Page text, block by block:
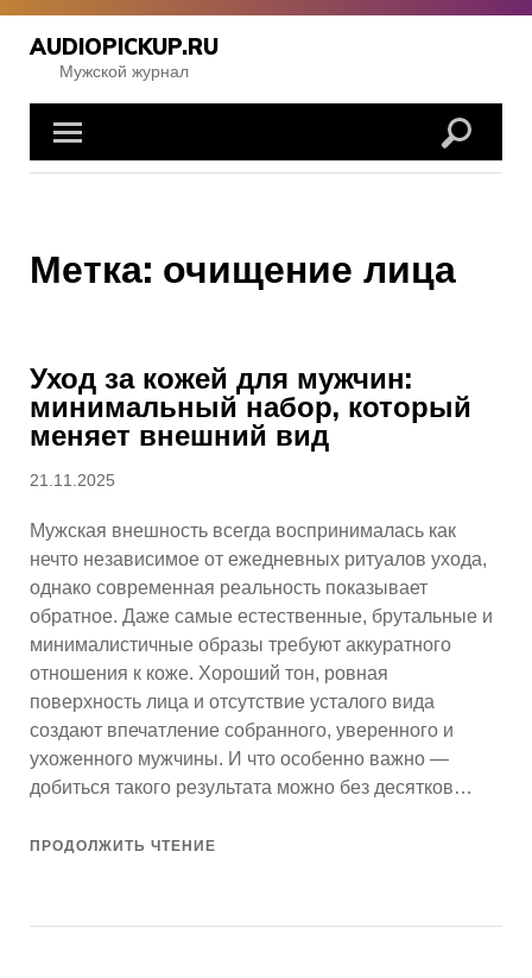
Перейти
содержимому
AUDIOPICKUP.RU
Мужской журнал
Метка: очищение лица
Уход за кожей для мужчин:
минимальный набор, который
меняет внешний вид
Опубликовано
21.11.2025
Мужская внешность всегда воспринималась как
нечто независимое от ежедневных ритуалов ухода,
однако современная реальность показывает
обратное. Даже самые естественные, брутальные и
минималистичные образы требуют аккуратного
отношения к коже. Хороший тон, ровная
поверхность лица и отсутствие усталого вида
создают впечатление собранного, уверенного и
ухоженного мужчины. И что особенно важно —
добиться такого результата можно без десятков…
ПРОДОЛЖИТЬ ЧТЕНИЕ